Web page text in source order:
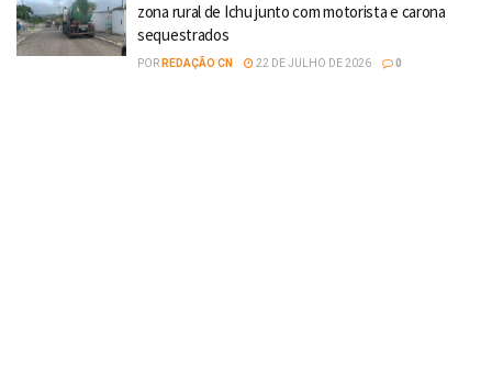
zona rural de Ichu junto com motorista e carona
sequestrados
POR REDAÇÃO CN 22 DE JULHO DE 2026 0